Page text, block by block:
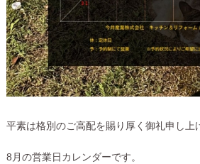
平素は格別のご高配を賜り厚く御礼申し上
8月の営業日カレンダーです。